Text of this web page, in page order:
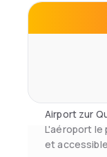
Diverses
sont
Airport zur
L'aéroport le
et